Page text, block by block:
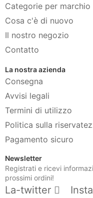
Categorie per marchio
Cosa c'è di nuovo
Il nostro negozio
Contatto
La nostra azienda
Consegna
Avvisi legali
Termini di utilizzo
Politica sulla
Pagamento sicuro
Newsletter
Registrati e ricevi
prossimi ordini!
La-twitter